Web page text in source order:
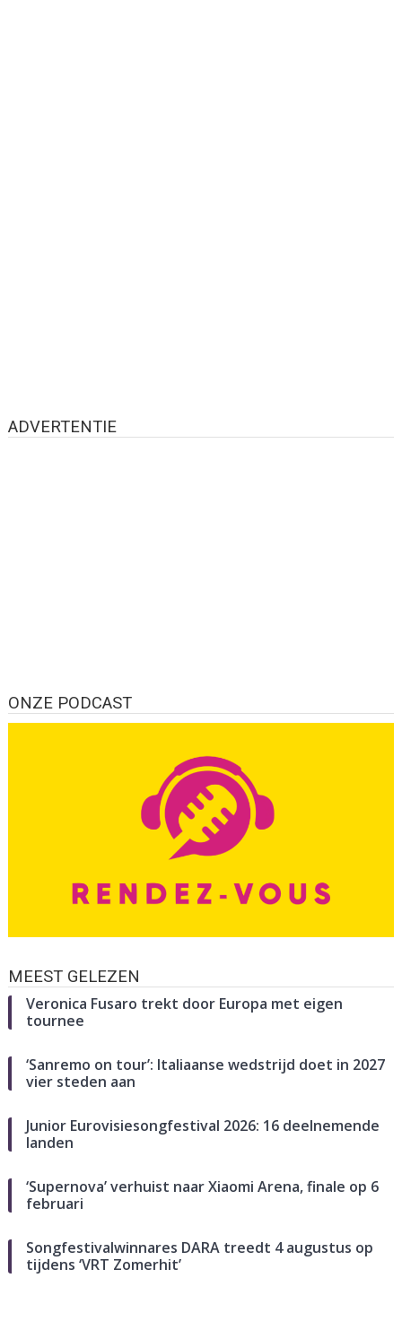
ADVERTENTIE
ONZE PODCAST
MEEST GELEZEN
Veronica Fusaro trekt door Europa met eigen
tournee
‘Sanremo on tour’: Italiaanse wedstrijd doet in 2027
vier steden aan
Junior Eurovisiesongfestival 2026: 16 deelnemende
landen
‘Supernova’ verhuist naar Xiaomi Arena, finale op 6
februari
Songfestivalwinnares DARA treedt 4 augustus op
tijdens ‘VRT Zomerhit’